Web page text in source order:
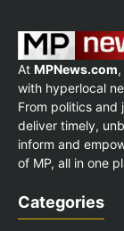
At MPNews.com
with hyperlocal
From politics and
deliver timely,
inform and
of MP, all in one
Categories